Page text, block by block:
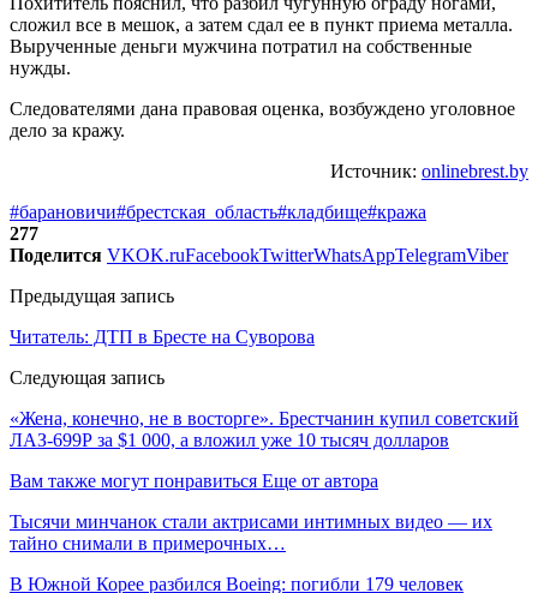
сложил все в мешок, а затем сдал ее в пункт приема металла.
Вырученные деньги мужчина потратил на собственные
нужды.
Следователями дана правовая оценка, возбуждено уголовное
дело за кражу.
Источник: onlinebrest.by
#барановичи#брестская_область#кладбище#кража
277
Поделится VKOK.ruFacebookTwitterWhatsAppTelegramViber
Предыдущая запись
Читатель: ДТП в Бресте на Суворова
Следующая запись
«Жена, конечно, не в восторге». Брестчанин купил советский
ЛАЗ-699Р за $1 000, а вложил уже 10 тысяч долларов
Вам также могут понравиться Еще от автора
Тысячи минчанок стали актрисами интимных видео — их
тайно снимали в примерочных…
В Южной Корее разбился Boeing: погибли 179 человек